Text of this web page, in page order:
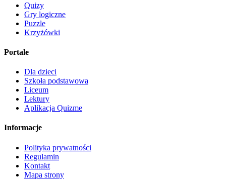
Quizy
Gry logiczne
Puzzle
Krzyżówki
Portale
Dla dzieci
Szkoła podstawowa
Liceum
Lektury
Aplikacja Quizme
Informacje
Polityka prywatności
Regulamin
Kontakt
Mapa strony